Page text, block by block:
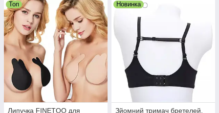
Топ
Липучка FINETOO для
Новинка
Зйомний тримач бретелей,